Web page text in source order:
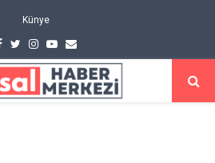
Künye
Facebook
TwitterInstagram
Youtube
Email